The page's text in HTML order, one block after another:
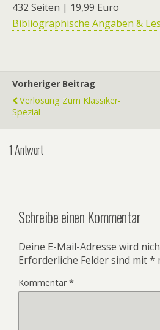
432 Seiten | 19,99 Euro
Bibliographische Angaben &
Vorheriger Beitrag
Verlosung Zum Klassiker-
Spezial
1 Antwort
Schreibe einen Kommentar
Deine E-Mail-Adresse wird
Erforderliche Felder sind mit*
Kommentar*